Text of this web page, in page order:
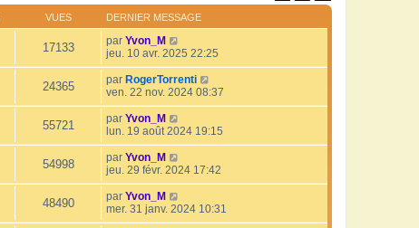
VUES DERNIER MESSAGE
17133 par Yvon_M
jeu. 10 avr. 2025 22:25
24365 par RogerTorrenti
ven. 22 nov. 2024 08:37
55721 par Yvon_M
lun. 19 août 2024 19:15
54998 par Yvon_M
jeu. 29 févr. 2024 17:42
48490 par Yvon_M
mer. 31 janv. 2024 10:31